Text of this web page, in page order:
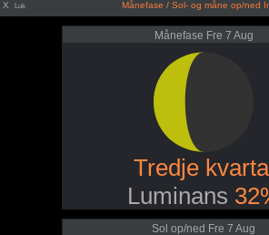
X Luk Månefase / Sol- og måne op/ned
Månefase Fre 7 Aug
Tredje
Luminans
Sol op/ned Fre 7 Aug